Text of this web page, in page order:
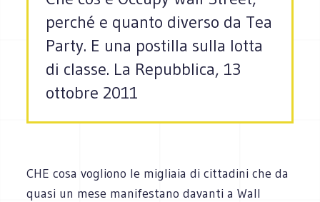
perché e quanto diverso da Tea
Party. E una postilla sulla lotta
di classe. La Repubblica, 13
ottobre 2011
CHE cosa vogliono le migliaia di cittadini che da
quasi un mese manifestano davanti a Wall